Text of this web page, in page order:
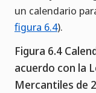
un calendario
figura 6.4).
Figura 6.4
acuerdo con la
Mercantiles de